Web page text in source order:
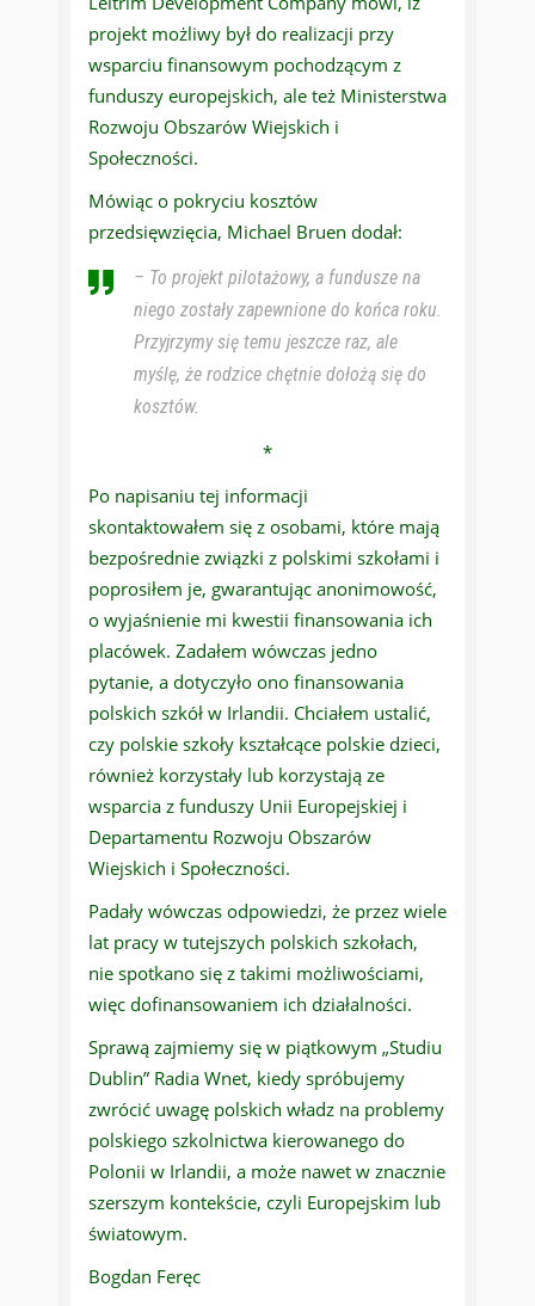
projekt możliwy był do realizacji przy
wsparciu finansowym pochodzącym z
funduszy europejskich, ale też Ministerstwa
Rozwoju Obszarów Wiejskich i
Społeczności.
Mówiąc o pokryciu kosztów
przedsięwzięcia, Michael Bruen dodał:
– To projekt pilotażowy, a fundusze na
niego zostały zapewnione do końca roku.
Przyjrzymy się temu jeszcze raz, ale
myślę, że rodzice chętnie dołożą się do
kosztów.
*
Po napisaniu tej informacji
skontaktowałem się z osobami, które mają
bezpośrednie związki z polskimi szkołami i
poprosiłem je, gwarantując anonimowość,
o wyjaśnienie mi kwestii finansowania ich
placówek. Zadałem wówczas jedno
pytanie, a dotyczyło ono finansowania
polskich szkół w Irlandii. Chciałem ustalić,
czy polskie szkoły kształcące polskie dzieci,
również korzystały lub korzystają ze
wsparcia z funduszy Unii Europejskiej i
Departamentu Rozwoju Obszarów
Wiejskich i Społeczności.
Padały wówczas odpowiedzi, że przez wiele
lat pracy w tutejszych polskich szkołach,
nie spotkano się z takimi możliwościami,
więc dofinansowaniem ich działalności.
Sprawą zajmiemy się w piątkowym „Studiu
Dublin” Radia Wnet, kiedy spróbujemy
zwrócić uwagę polskich władz na problemy
polskiego szkolnictwa kierowanego do
Polonii w Irlandii, a może nawet w znacznie
szerszym kontekście, czyli Europejskim lub
światowym.
Bogdan Feręc